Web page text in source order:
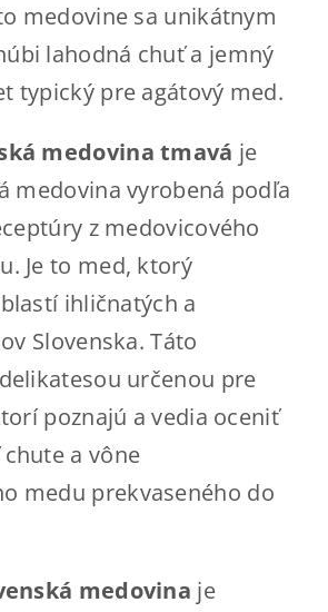
medovine sa unikátnym
lahodná chuť a jemný
typický pre agátový med.
medovina tmavá je
medovina vyrobená podľa
z medovicového
Je to med, ktorý
ihličnatých a
Slovenska. Táto
určenou pre
poznajú a vedia oceniť
a vône
medu prekvaseného do
medovina je